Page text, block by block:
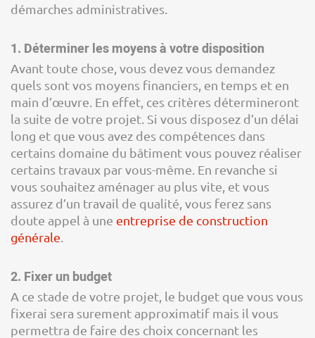
démarches administratives.
1. Déterminer les moyens à votre disposition
Avant toute chose, vous devez vous demandez
quels sont vos moyens financiers, en temps et en
main d’œuvre. En effet, ces critères détermineront
la suite de votre projet. Si vous disposez d’un délai
long et que vous avez des compétences dans
certains domaine du bâtiment vous pouvez réaliser
certains travaux par vous-même. En revanche si
vous souhaitez aménager au plus vite, et vous
assurez d’un travail de qualité, vous ferez sans
doute appel à une entreprise de construction
générale
2. Fixer un budget
A ce stade de votre projet, le budget que vous vous
fixerai sera surement approximatif mais il vous
permettra de faire des choix concernant les